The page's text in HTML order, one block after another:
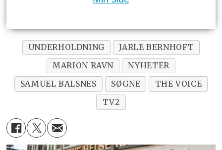
UNDERHOLDNING
JARLE BERNHOFT
MARION RAVN
NYHETER
SAMUEL BALSNES
SØGNE
THE VOICE
TV2